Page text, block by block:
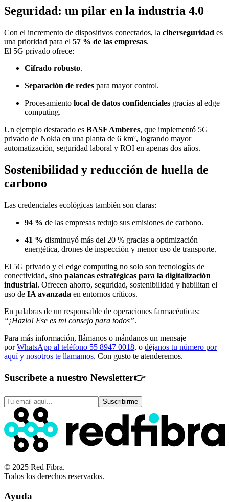
Seguridad: un pilar en la industria 4.0
Con el incremento de dispositivos conectados, la ciberseguridad es
una prioridad para el 57 % de las empresas.
El 5G privado ofrece:
Cifrado robusto.
Separación de redes para mayor control.
Procesamiento local de datos confidenciales gracias al edge
computing.
Un ejemplo destacado es BASF Amberes, que implementó 5G
privado de Nokia en una planta de 6 km², logrando mayor
automatización, seguridad laboral y ROI en apenas dos años.
Sostenibilidad y reducción de huella de
carbono
Las credenciales ecológicas también son claras:
94 % de las empresas redujo sus emisiones de carbono.
41 % disminuyó más del 20 % gracias a optimización
energética, drones de inspección y menor uso de transporte.
El 5G privado y el edge computing no solo son tecnologías de
conectividad, sino palancas estratégicas para la digitalización
industrial. Ofrecen ahorro, seguridad, sostenibilidad y habilitan el
uso de IA avanzada en entornos críticos.
En palabras de un responsable de operaciones farmacéuticas:
“¡Hazlo! Ese es mi consejo para todos”.
Para más información, llámanos o mándanos un mensaje
porWhatsApp al teléfono 55 8947 0018, o déjanos tu número por
aquí y nosotros te llamamos. Con gusto te atenderemos.
Suscríbete a nuestro Newsletter👉
Suscribirme
© 2025 Red Fibra.
Todos los derechos reservados.
Ayuda